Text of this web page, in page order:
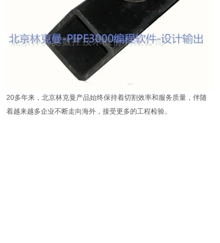
20多年来，北京林克曼产品始终保持着切割效率和服务质量，伴随
着越来越多企业不断走向海外，接受更多的工程检验。